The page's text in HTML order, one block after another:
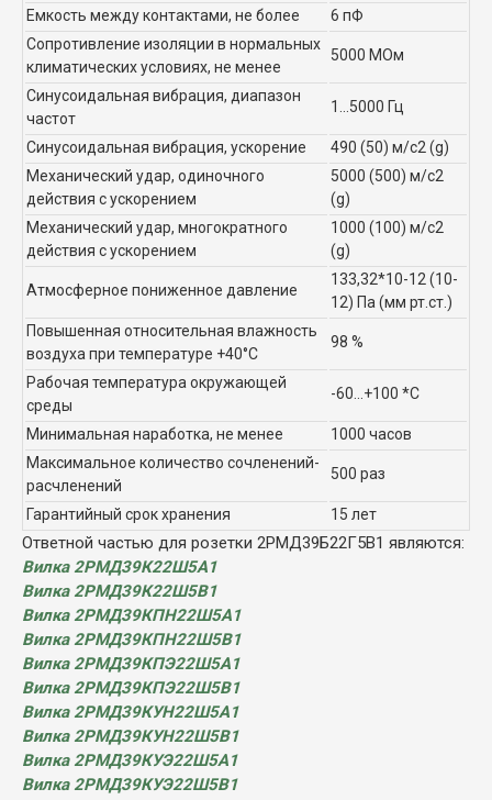
Емкость между контактами, не более
6 пФ
Сопротивление изоляции в нормальных
климатических условиях, не менее
5000 МОм
Синусоидальная вибрация, диапазон
частот
1...5000 Гц
Синусоидальная вибрация, ускорение
490 (50) м/с2 (g)
Механический удар, одиночного
действия с ускорением
5000 (500) м/с2
(g)
Механический удар, многократного
действия с ускорением
1000 (100) м/с2
(g)
Атмосферное пониженное давление
133,32*10-12 (10-
12) Па (мм рт.ст.)
Повышенная относительная влажность
воздуха при температуре +40°C
98 %
Рабочая температура окружающей
среды
-60...+100 *C
Минимальная наработка, не менее
1000 часов
Максимальное количество сочленений-
расчленений
500 раз
Гарантийный срок хранения 15 лет
Ответной частью для розетки 2РМД39Б22Г5В1 являются:
Вилка 2РМД39К22Ш5А1
Вилка 2РМД39К22Ш5В1
Вилка 2РМД39КПН22Ш5А1
Вилка 2РМД39КПН22Ш5В1
Вилка 2РМД39КПЭ22Ш5А1
Вилка 2РМД39КПЭ22Ш5В1
Вилка 2РМД39КУН22Ш5А1
Вилка 2РМД39КУН22Ш5В1
Вилка 2РМД39КУЭ22Ш5А1
Вилка 2РМД39КУЭ22Ш5В1